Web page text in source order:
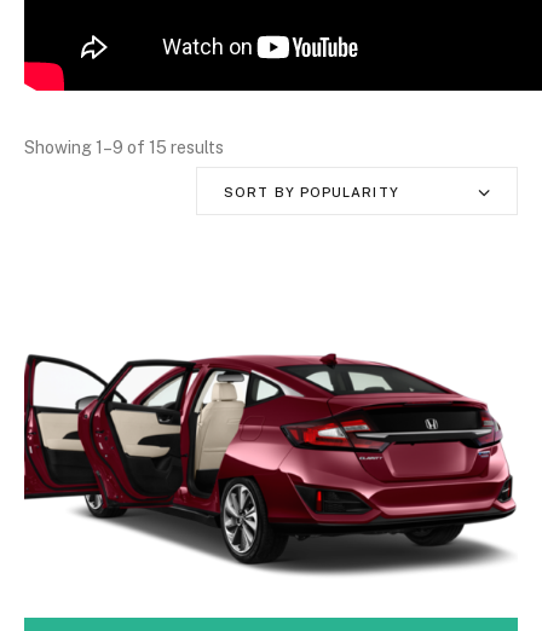
Showing 1–9 of 15 results
SORT BY POPULARITY